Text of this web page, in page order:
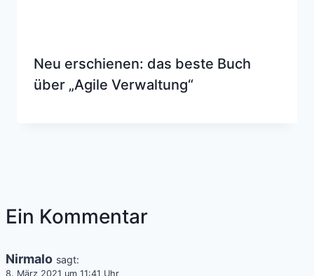
Neu erschienen: das beste Buch
über „Agile Verwaltung“
Ein Kommentar
Nirmalo sagt:
8. März 2021 um 11:41 Uhr